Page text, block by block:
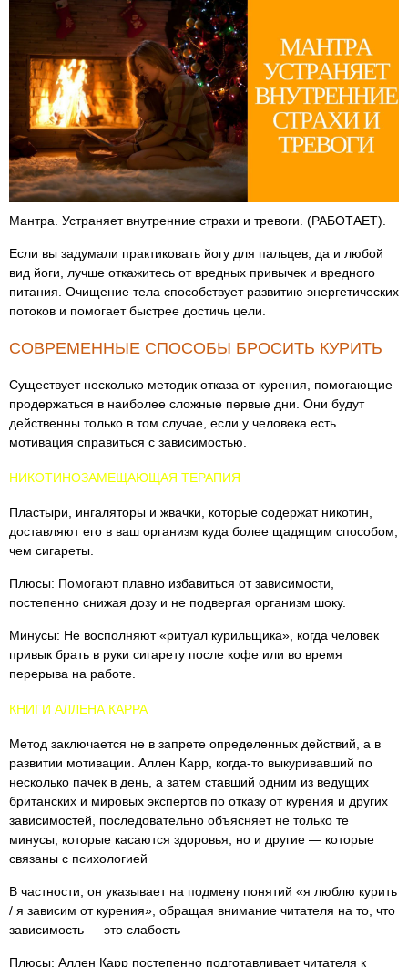
Мантра. Устраняет внутренние страхи и тревоги. (РАБОТАЕТ).
Если вы задумали практиковать йогу для пальцев, да и любой
вид йоги, лучше откажитесь от вредных привычек и вредного
питания. Очищение тела способствует развитию энергетических
потоков и помогает быстрее достичь цели.
СОВРЕМЕННЫЕ СПОСОБЫ БРОСИТЬ КУРИТЬ
Существует несколько методик отказа от курения, помогающие
продержаться в наиболее сложные первые дни. Они будут
действенны только в том случае, если у человека есть
мотивация справиться с зависимостью.
НИКОТИНОЗАМЕЩАЮЩАЯ ТЕРАПИЯ
Пластыри, ингаляторы и жвачки, которые содержат никотин,
доставляют его в ваш организм куда более щадящим способом,
чем сигареты.
Плюсы: Помогают плавно избавиться от зависимости,
постепенно снижая дозу и не подвергая организм шоку.
Минусы: Не восполняют «ритуал курильщика», когда человек
привык брать в руки сигарету после кофе или во время
перерыва на работе.
КНИГИ АЛЛЕНА КАРРА
Метод заключается не в запрете определенных действий, а в
развитии мотивации. Аллен Карр, когда-то выкуривавший по
несколько пачек в день, а затем ставший одним из ведущих
британских и мировых экспертов по отказу от курения и других
зависимостей, последовательно объясняет не только те
минусы, которые касаются здоровья, но и другие — которые
связаны с психологией
В частности, он указывает на подмену понятий «я люблю курить
/ я зависим от курения», обращая внимание читателя на то, что
зависимость — это слабость
Плюсы: Аллен Карр постепенно подготавливает читателя к